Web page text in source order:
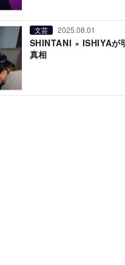
文芸 2025.08.01
SHINTANI × ISHIYAが
真相